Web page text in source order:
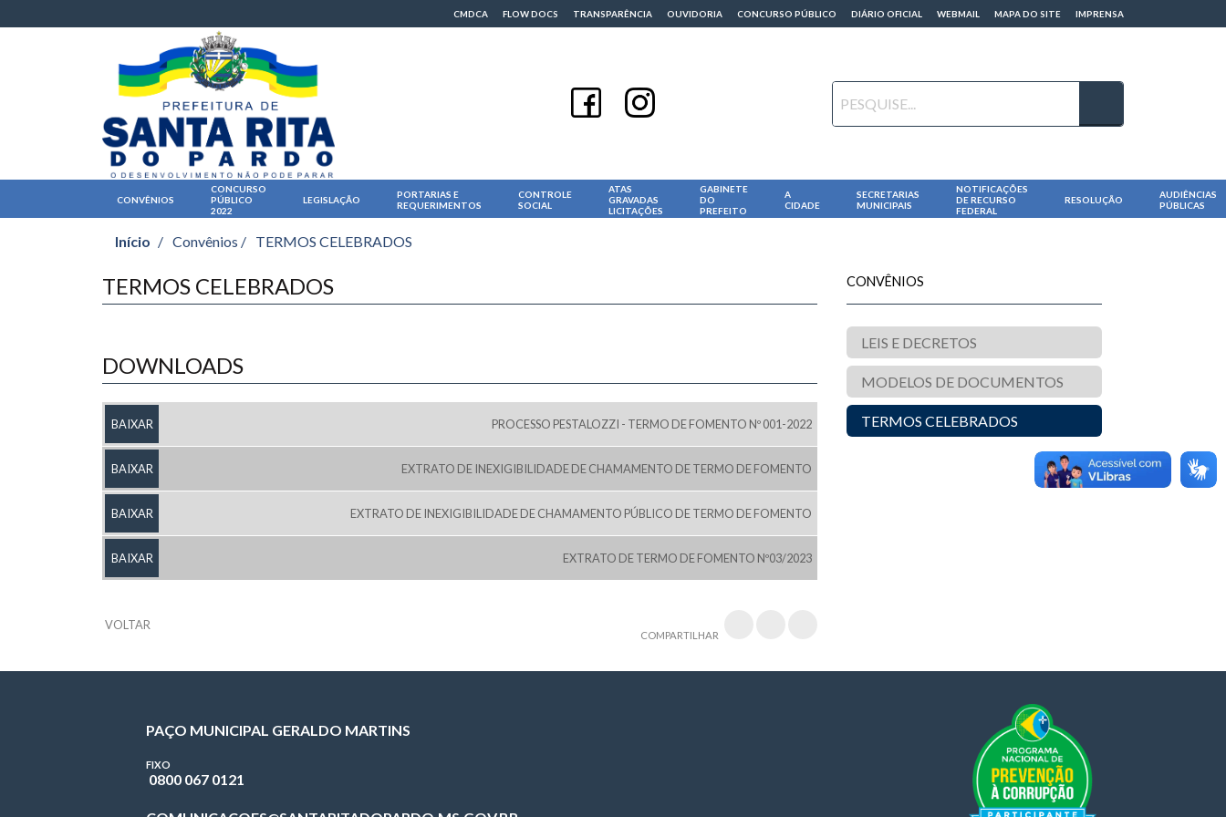
CMDCA FLOW DOCS TRANSPARÊNCIA OUVIDORIA CONCURSO PÚBLICO DIÁRIO OFICIAL WEBMAIL MAPA DO SITE IMPRENSA
CONVÊNIOS
CONCURSO
PÚBLICO
2022
LEGISLAÇÃO
PORTARIAS E
REQUERIMENTOS
CONTROLE
SOCIAL
ATAS
GRAVADAS
LICITAÇÕES
GABINETE
DO
PREFEITO
A
CIDADE
SECRETARIAS
MUNICIPAIS
NOTIFICAÇÕES
DE RECURSO
FEDERAL
RESOLUÇÃO
AUDIÊNCIAS
PÚBLICAS
Início / Convênios / TERMOS CELEBRADOS
TERMOS CELEBRADOS
DOWNLOADS
BAIXAR PROCESSO PESTALOZZI - TERMO DE FOMENTO Nº 001-2022
BAIXAR EXTRATO DE INEXIGIBILIDADE DE CHAMAMENTO DE TERMO DE FOMENTO
BAIXAR EXTRATO DE INEXIGIBILIDADE DE CHAMAMENTO PÚBLICO DE TERMO DE FOMENTO
BAIXAR EXTRATO DE TERMO DE FOMENTO Nº03/2023
VOLTAR
COMPARTILHAR
CONVÊNIOS
LEIS E DECRETOS
MODELOS DE DOCUMENTOS
TERMOS CELEBRADOS
PAÇO MUNICIPAL GERALDO MARTINS
FIXO
0800 067 0121